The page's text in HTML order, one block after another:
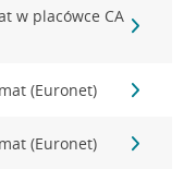
w placówce CA
(Euronet)
(Euronet)